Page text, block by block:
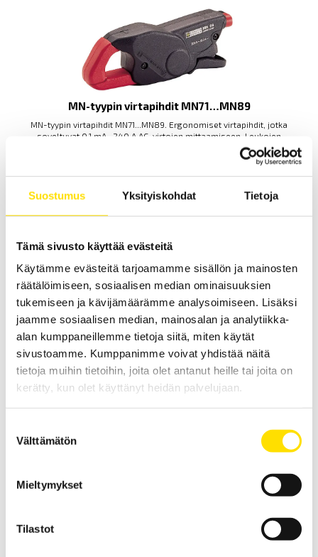
Suostumus Yksityiskohdat Tietoja
Tämä sivusto käyttää evästeitä
Käytämme evästeitä tarjoamamme sisällön ja mainosten
räätälöimiseen, sosiaalisen median ominaisuuksien
tukemiseen ja kävijämäärämme analysoimiseen. Lisäksi
jaamme sosiaalisen median, mainosalan ja analytiikka-
alan kumppaneillemme tietoja siitä, miten käytät
sivustoamme. Kumppanimme voivat yhdistää näitä
tietoja muihin tietoihin, joita olet antanut heille tai joita on
kerätty, kun olet käyttänyt heidän palvelujaan.
valinta
Välttämätön
Mieltymykset
Tilastot
MN-tyypin virtapihdit MN71…MN89
MN-tyypin virtapihdit MN71...MN89. Ergonomiset virtapihdit, jotka
soveltuvat 0,1 mA...240 A AC-virtojen mittaamiseen. Leukojen
LUE LISÄÄ
PAC-virtapihtisarja tasa- ja vaihtovirtamittauksiin
0,5 A...14 000 A DC, BNC- tai banaanituloilla.
LUE LISÄÄ